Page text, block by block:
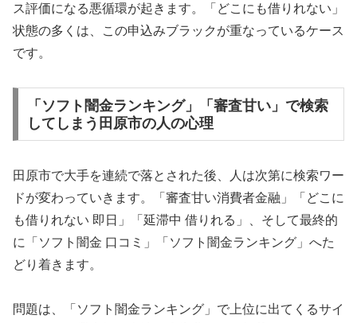
ス評価になる悪循環が起きます。「どこにも借りれない」
状態の多くは、この申込みブラックが重なっているケース
です。
「ソフト闇金ランキング」「審査甘い」で検索
してしまう田原市の人の心理
田原市で大手を連続で落とされた後、人は次第に検索ワー
ドが変わっていきます。「審査甘い消費者金融」「どこに
も借りれない 即日」「延滞中 借りれる」、そして最終的
に「ソフト闇金 口コミ」「ソフト闇金ランキング」へた
どり着きます。
問題は、「ソフト闇金ランキング」で上位に出てくるサイ